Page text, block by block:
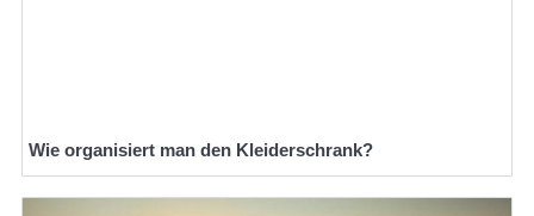
Wie organisiert man den Kleiderschrank?